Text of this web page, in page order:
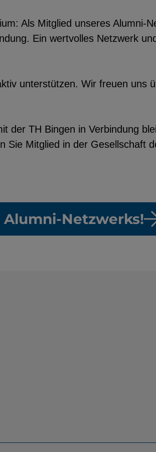
Als Mitglied unseres Alumni-
Ein wertvolles Netzwerk
unterstützen. Wir freuen uns
der TH Bingen in Verbindung
Sie Mitglied in der Gesellschaft
Alumni-Netzwerks!